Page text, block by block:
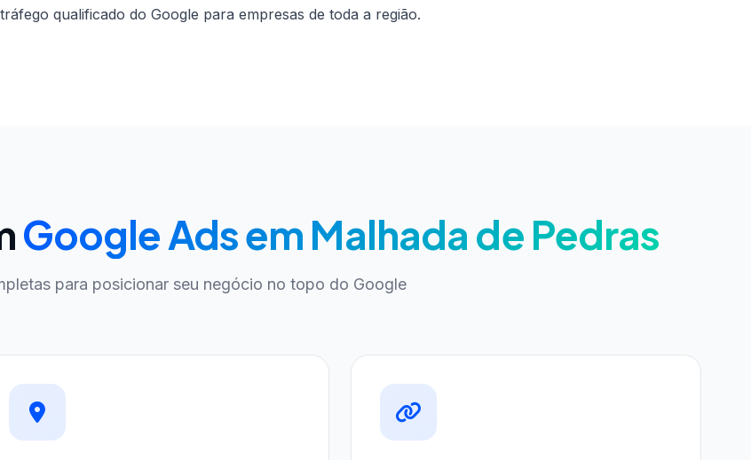
qualificado do Google para empresas de toda a região.
Google Ads em Malhada de Pedras
para posicionar seu negócio no topo do Google